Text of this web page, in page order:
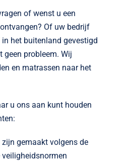
of wenst u een
Of uw bedrijf
het buitenland gevestigd
geen probleem. Wij
en matrassen naar het
u ons aan kunt houden
gemaakt volgens de